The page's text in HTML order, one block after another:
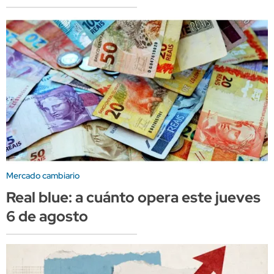
Mercado cambiario
Real blue: a cuánto opera este jueves
6 de agosto